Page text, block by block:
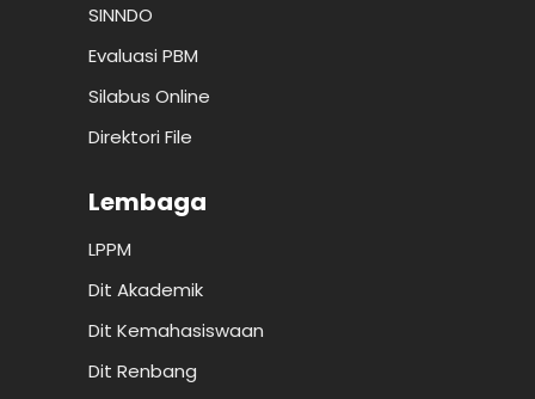
SINNDO
Evaluasi PBM
Silabus Online
Direktori File
Lembaga
LPPM
Dit Akademik
Dit Kemahasiswaan
Dit Renbang